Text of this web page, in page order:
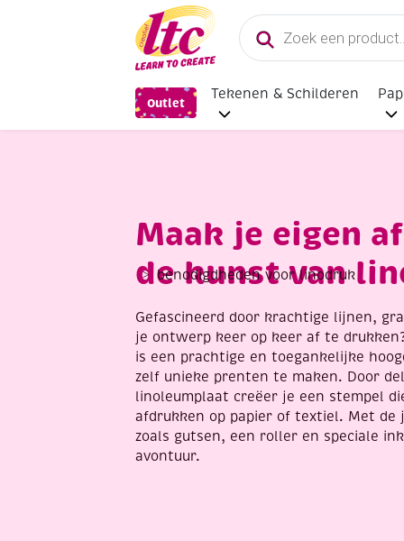
Producten
zoeken
Outlet
Tekenen & Schilderen
benodigdheden voor linodruk
Maak je eigen
de kunst van
Gefascineerd door krachtige lijnen,
je ontwerp keer op keer af te
is een prachtige en toegankelijke
zelf unieke prenten te maken. Door
linoleumplaat creëer je een stempel
afdrukken op papier of textiel. Met de
zoals gutsen, een roller en speciale
avontuur.